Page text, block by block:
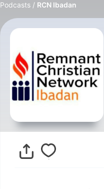
Podcasts RCN Ibadan